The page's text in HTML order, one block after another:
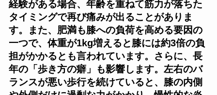
経験がある場合、年齢を重ねて筋力が落ちた
タイミングで再び痛みが出ることがありま
す。また、肥満も膝への負荷を高める要因の
一つで、体重が1kg増えると膝には約3倍の負
担がかかるとも言われています。さらに、長
年の「歩き方の癖」も影響します。左右のバ
ランスが悪い歩行を続けていると、膝の内側